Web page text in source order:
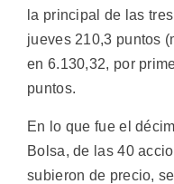
la principal de las
jueves 210,3 puntos
en 6.130,32, por
puntos.
En lo que fue el
Bolsa, de las 40
subieron de precio,